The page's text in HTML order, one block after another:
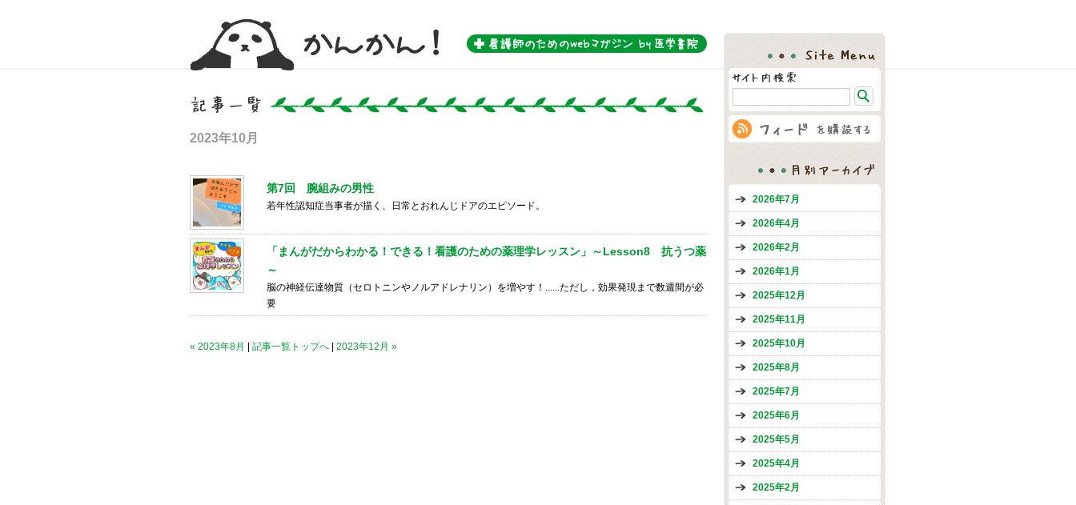
2023年10月
第7回 腕組みの男性
若年性認知症当事者が描く、日常とおれんじドアのエピソード。
「まんがだからわかる！できる！看護のための薬理学レッスン」～Lesson8 抗うつ薬
～
脳の神経伝達物質（セロトニンやノルアドレナリン）を増やす！......ただし，効果発現まで数週間が必
要
« 2023年8月 記事一覧トップへ 2023年12月 »
Site Menu
月別アーカイブ
2026年7月
2026年4月
2026年2月
2026年1月
2025年12月
2025年11月
2025年10月
2025年8月
2025年7月
2025年6月
2025年5月
2025年4月
2025年2月